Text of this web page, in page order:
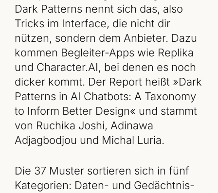
Dark Patterns nennt sich das, also
Tricks im Interface, die nicht dir
nützen, sondern dem Anbieter. Dazu
kommen Begleiter-Apps wie Replika
und Character.AI, bei denen es noch
dicker kommt. Der Report heißt »Dark
Patterns in AI Chatbots: A Taxonomy
to Inform Better Design« und stammt
von Ruchika Joshi, Adinawa
Adjagbodjou und Michal Luria.
Die 37 Muster sortieren sich in fünf
Kategorien: Daten- und Gedächtnis-